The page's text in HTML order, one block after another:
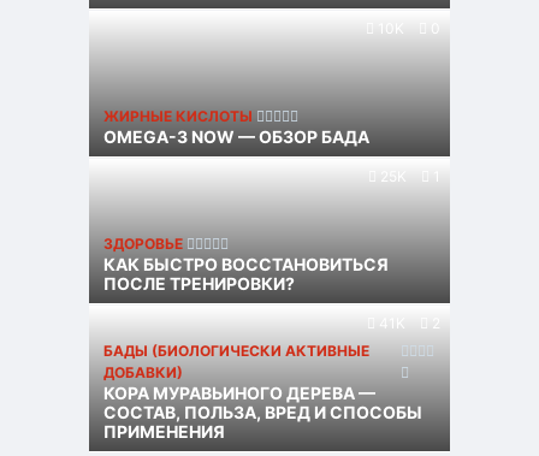
10K
ЖИРНЫЕ КИСЛОТЫ
OMEGA-3 NOW — ОБЗОР БАДА
25K
ЗДОРОВЬЕ
КАК БЫСТРО ВОССТАНОВИТЬСЯ
ПОСЛЕ ТРЕНИРОВКИ?
41K
2
БАДЫ (БИОЛОГИЧЕСКИ АКТИВНЫЕ
ДОБАВКИ)
КОРА МУРАВЬИНОГО ДЕРЕВА —
СОСТАВ, ПОЛЬЗА, ВРЕД И СПОСОБЫ
ПРИМЕНЕНИЯ